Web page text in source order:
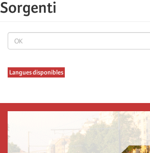
OK
Langues disponibles
Sorgenti